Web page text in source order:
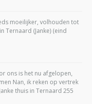
moeilijker, volhouden tot
Ternaard (Janke) (eind
ons is het nu afgelopen,
Nan, ik reken op vertrek
thuis in Ternaard 255